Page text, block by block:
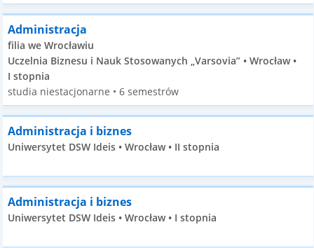
Administracja
filia we Wrocławiu
Uczelnia Biznesu i Nauk Stosowanych „Varsovia” • Wrocław •
I stopnia
studia niestacjonarne • 6 semestrów
Administracja i biznes
Uniwersytet DSW Ideis • Wrocław • II stopnia
Administracja i biznes
Uniwersytet DSW Ideis • Wrocław • I stopnia